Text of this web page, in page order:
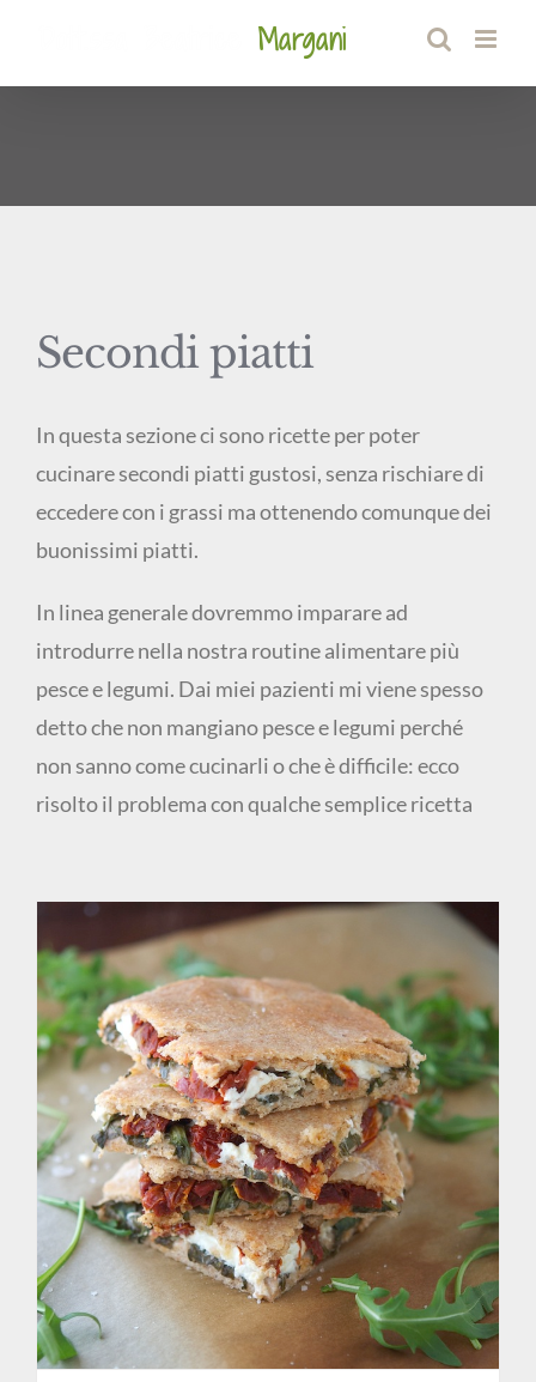
contenuto
Secondi piatti
In questa sezione ci sono ricette per poter
cucinare secondi piatti gustosi, senza rischiare di
eccedere con i grassi ma ottenendo comunque dei
buonissimi piatti.
In linea generale dovremmo imparare ad
introdurre nella nostra routine alimentare più
pesce e legumi. Dai miei pazienti mi viene spesso
detto che non mangiano pesce e legumi perché
non sanno come cucinarli o che è difficile: ecco
risolto il problema con qualche semplice ricetta